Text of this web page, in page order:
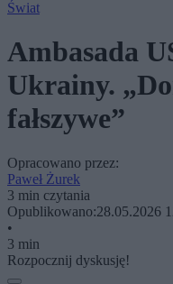
Świat
Ambasada
Ukrainy.
fałszywe”
Opracowano przez:
Paweł Żurek
3 min czytania
Opublikowano:28.05.2026
•
3 min
Rozpocznij dyskusję!